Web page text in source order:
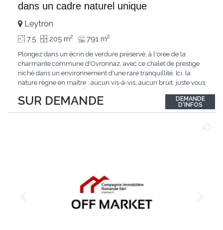
dans un cadre naturel unique
SUR DEMANDE
Leytron
7.5 205 m2 791 m2
Plongez dans un écrin de verdure préservé, à l'orée de la
charmante commune d'Ovronnaz, avec ce chalet de prestige
niché dans un environnement d'une rare tranquillité. Ici, la
nature règne en maître : aucun vis-à-vis, aucun bruit, juste vous
par ses finitions de très haut standing et ses matériaux nobles.
Le bois de mélèze...
DEMANDE
D'INFOS